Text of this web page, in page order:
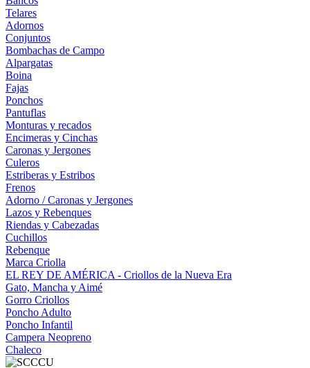
Telares
Adornos
Conjuntos
Bombachas de Campo
Alpargatas
Boina
Fajas
Ponchos
Pantuflas
Monturas y recados
Encimeras y Cinchas
Caronas y Jergones
Culeros
Estriberas y Estribos
Frenos
Adorno / Caronas y Jergones
Lazos y Rebenques
Riendas y Cabezadas
Cuchillos
Rebenque
Marca Criolla
EL REY DE AMÉRICA - Criollos de la Nueva Era
Gato, Mancha y Aimé
Gorro Criollos
Poncho Adulto
Poncho Infantil
Campera Neopreno
Chaleco